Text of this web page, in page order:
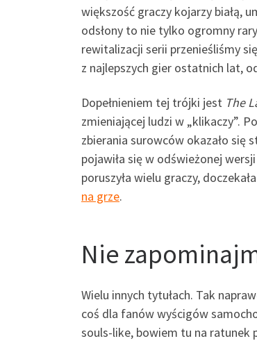
większość graczy kojarzy białą,
odsłony to nie tylko ogromny
rewitalizacji serii przenieśliśmy
z najlepszych gier ostatnich lat,
Dopełnieniem tej trójki jest The
zmieniającej ludzi w „klikaczy”.
zbierania surowców okazało się
pojawiła się w odświeżonej
poruszyła wielu graczy,
na grze.
Nie
Wielu innych tytułach. Tak
coś dla fanów wyścigów
souls-like, bowiem tu na ratunek